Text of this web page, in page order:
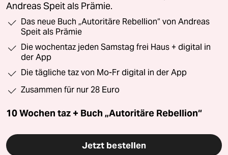
Andreas Speit als Prämie.
Das neue Buch „Autoritäre Rebellion“ von Andreas
Speit als Prämie
Die wochentaz jeden Samstag frei Haus + digital in
der App
Die tägliche taz von Mo-Fr digital in der App
Zusammen für nur 28 Euro
10 Wochen taz + Buch „Autoritäre Rebellion“
Jetzt bestellen